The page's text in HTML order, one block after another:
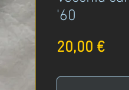
'60
20,00 €